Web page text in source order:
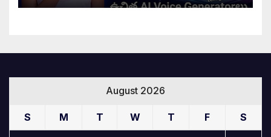
August 2026
S M T W T F S